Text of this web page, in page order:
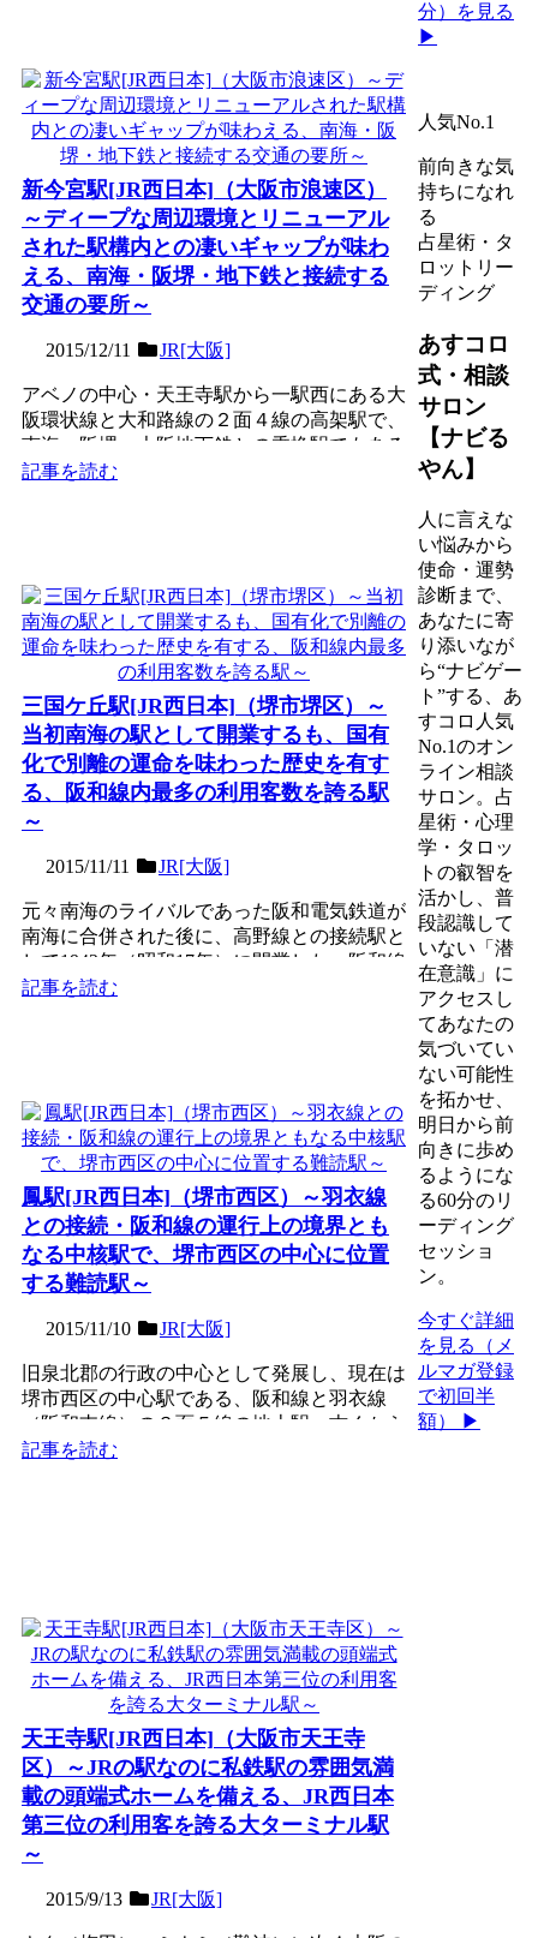
新今宮駅[JR西日本]（大阪市浪速区）
～ディープな周辺環境とリニューアル
された駅構内との凄いギャップが味わ
える、南海・阪堺・地下鉄と接続する
交通の要所～
2015/12/11 JR[大阪]
アベノの中心・天王寺駅から一駅西にある大
阪環状線と大和路線の２面４線の高架駅で、
南海・阪堺・大阪地下鉄との乗換駅でもある
交通の要所。ほぼ同位...
記事を読む
三国ケ丘駅[JR西日本]（堺市堺区）～
当初南海の駅として開業するも、国有
化で別離の運命を味わった歴史を有す
る、阪和線内最多の利用客数を誇る駅
～
2015/11/11 JR[大阪]
元々南海のライバルであった阪和電気鉄道が
南海に合併された後に、高野線との接続駅と
して1942年（昭和17年）に開業した、阪和線
の相対式２面２...
記事を読む
鳳駅[JR西日本]（堺市西区）～羽衣線
との接続・阪和線の運行上の境界とも
なる中核駅で、堺市西区の中心に位置
する難読駅～
2015/11/10 JR[大阪]
旧泉北郡の行政の中心として発展し、現在は
堺市西区の中心駅である、阪和線と羽衣線
（阪和支線）の３面５線の地上駅。古くから
「大鳥大社」の門前町で...
記事を読む
天王寺駅[JR西日本]（大阪市天王寺
区）～JRの駅なのに私鉄駅の雰囲気満
載の頭端式ホームを備える、JR西日本
第三位の利用客を誇る大ターミナル駅
～
2015/9/13 JR[大阪]
分）を見る
▶
人気No.1
前向きな気
持ちになれ
る
占星術・タ
ロットリー
ディング
あすコロ
式・相談
サロン
【ナビる
やん】
人に言えな
い悩みから
使命・運勢
診断まで、
あなたに寄
り添いなが
ら“ナビゲー
ト”する、あ
すコロ人気
No.1のオン
ライン相談
サロン。占
星術・心理
学・タロッ
トの叡智を
活かし、普
段認識して
いない「潜
在意識」に
アクセスし
てあなたの
気づいてい
ない可能性
を拓かせ、
明日から前
向きに歩め
るようにな
る60分のリ
ーディング
セッショ
ン。
今すぐ詳細
を見る（メ
ルマガ登録
で初回半
額） ▶